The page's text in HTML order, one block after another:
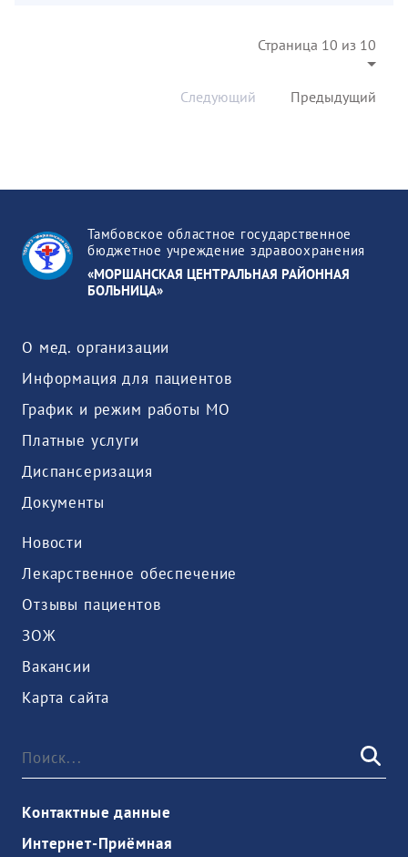
Страница 10 из 10
Предыдущий
Следующий
Тамбовское областное государственное
бюджетное учреждение здравоохранения
«МОРШАНСКАЯ ЦЕНТРАЛЬНАЯ РАЙОННАЯ
БОЛЬНИЦА»
О мед. организации
Информация для пациентов
График и режим работы МО
Платные услуги
Диспансеризация
Документы
Новости
Лекарственное обеспечение
Отзывы пациентов
ЗОЖ
Вакансии
Карта сайта
Контактные данные
Интернет-Приёмная